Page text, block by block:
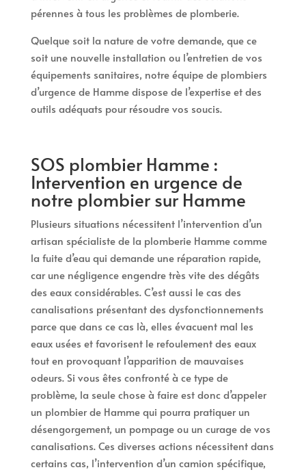
pérennes à tous les problèmes de plomberie.
Quelque soit la nature de votre demande, que ce
soit une nouvelle installation ou l’entretien de vos
équipements sanitaires, notre équipe de plombiers
d’urgence de Hamme dispose de l’expertise et des
outils adéquats pour résoudre vos soucis.
SOS plombier Hamme :
Intervention en urgence de
notre plombier sur Hamme
Plusieurs situations nécessitent l’intervention d’un
artisan spécialiste de la plomberie Hamme comme
la fuite d’eau qui demande une réparation rapide,
car une négligence engendre très vite des dégâts
des eaux considérables. C’est aussi le cas des
canalisations présentant des dysfonctionnements
parce que dans ce cas là, elles évacuent mal les
eaux usées et favorisent le refoulement des eaux
tout en provoquant l’apparition de mauvaises
odeurs. Si vous êtes confronté à ce type de
problème, la seule chose à faire est donc d’appeler
un plombier de Hamme qui pourra pratiquer un
désengorgement, un pompage ou un curage de vos
canalisations. Ces diverses actions nécessitent dans
certains cas, l’intervention d’un camion spécifique,